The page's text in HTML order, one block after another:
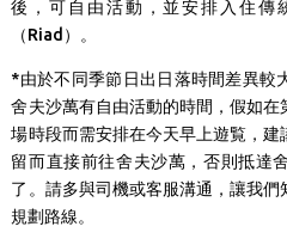
後，可自由活動，並安排入住傳
（Riad）。
*由於不同季節日出日落時間差異較
舍夫沙萬有自由活動的時間，假如在
場時段而需安排在今天早上遊覧，建
留而直接前往舍夫沙萬，否則抵達
了。請多與司機或客服溝通，讓我
規劃路線。